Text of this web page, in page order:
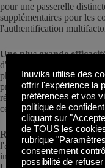
pour une passerelle
supplémentaires pour les
l'authentification
Une plus grande
d'Inuvika permet
physique. Les
prendre en charge des
réduit les coûts de
centre de données.
Réduction des coûts
l'administration unifiée
informatique. Les
Inuvika utilise des
offrir l'expérience la
préférences et vos
politique de
cliquant sur
de TOUS les
rubrique
consentement
possibilité de